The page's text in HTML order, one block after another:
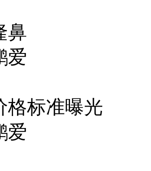
鼻
爱
格标准曝光
爱